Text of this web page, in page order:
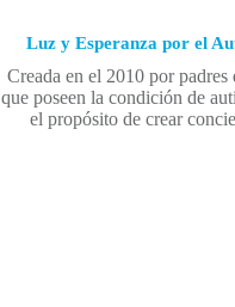
Luz y Esperanza por el
Creada en el 2010 por padres
que poseen la condición de
el propósito de crear